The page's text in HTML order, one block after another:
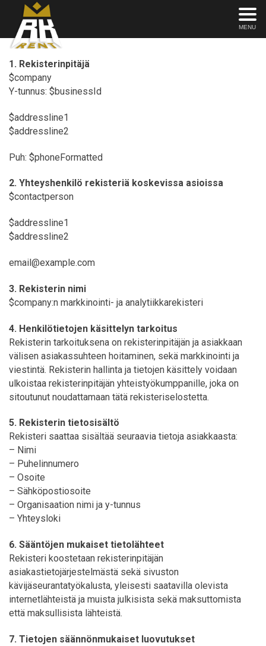
MENU
1. Rekisterinpitäjä
$company
Y-tunnus: $businessId
$addressline1
$addressline2
Puh: $phoneFormatted
2. Yhteyshenkilö rekisteriä koskevissa asioissa
$contactperson
$addressline1
$addressline2
email@example.com
3. Rekisterin nimi
$company:n markkinointi- ja analytiikkarekisteri
4. Henkilötietojen käsittelyn tarkoitus
Rekisterin tarkoituksena on rekisterinpitäjän ja asiakkaan
välisen asiakassuhteen hoitaminen, sekä markkinointi ja
viestintä. Rekisterin hallinta ja tietojen käsittely voidaan
ulkoistaa rekisterinpitäjän yhteistyökumppanille, joka on
sitoutunut noudattamaan tätä rekisteriselostetta.
5. Rekisterin tietosisältö
Rekisteri saattaa sisältää seuraavia tietoja asiakkaasta:
– Nimi
– Puhelinnumero
– Osoite
– Sähköpostiosoite
– Organisaation nimi ja y-tunnus
– Yhteysloki
6. Sääntöjen mukaiset tietolähteet
Rekisteri koostetaan rekisterinpitäjän
asiakastietojärjestelmästä sekä sivuston
kävijäseurantatyökalusta, yleisesti saatavilla olevista
internetlähteistä ja muista julkisista sekä maksuttomista
että maksullisista lähteistä.
7. Tietojen säännönmukaiset luovutukset